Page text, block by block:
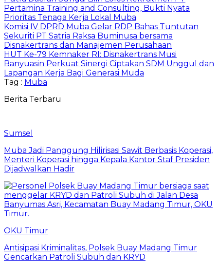
Pertamina Training and Consulting, Bukti Nyata
Prioritas Tenaga Kerja Lokal Muba
Komisi IV DPRD Muba Gelar RDP Bahas Tuntutan
Sekuriti PT Satria Raksa Buminusa bersama
Disnakertrans dan Manajemen Perusahaan
HUT Ke-79 Kemnaker RI: Disnakertrans Musi
Banyuasin Perkuat Sinergi Ciptakan SDM Unggul dan
Lapangan Kerja Bagi Generasi Muda
Tag : Muba
Berita Terbaru
Sumsel
Muba Jadi Panggung Hilirisasi Sawit Berbasis Koperasi,
Menteri Koperasi hingga Kepala Kantor Staf Presiden
Dijadwalkan Hadir
OKU Timur
Antisipasi Kriminalitas, Polsek Buay Madang Timur
Gencarkan Patroli Subuh dan KRYD